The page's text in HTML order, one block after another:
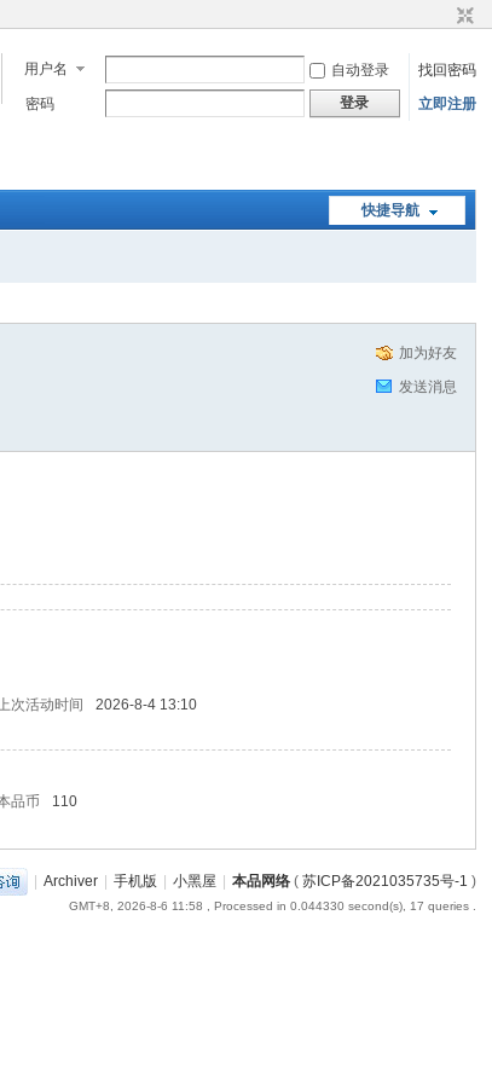
用户名 自动登录
找回密码
密码
登录 立即注册
快捷导航
加为好友
发送消息
次活动时间
2026-8-4 13:10
品币 110
| Archiver | 手机版 | 小黑屋 | 本品网络( 苏ICP备2021035735号-1 )
GMT+8, 2026-8-6 11:58 , Processed in 0.044330 second(s), 17 queries .